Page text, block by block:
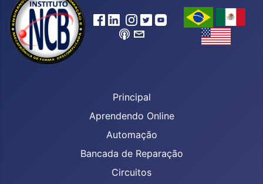
Principal
Aprendendo Online
Automação
Bancada de Reparação
Circuitos